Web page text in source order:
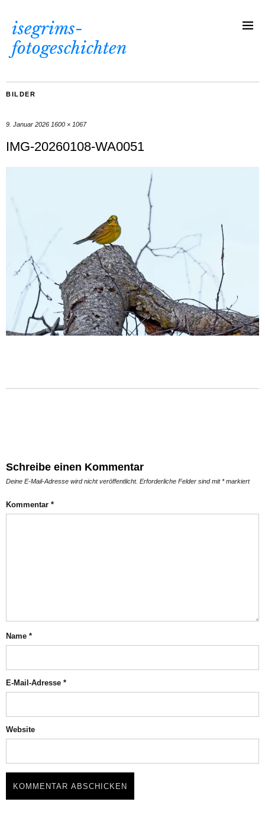
isegrims-
fotogeschichten
BILDER
9. Januar 2026 1600 × 1067
IMG-20260108-WA0051
Schreibe einen Kommentar
Deine E-Mail-Adresse wird nicht veröffentlicht. Erforderliche Felder sind mit*markiert
Kommentar *
Name *
E-Mail-Adresse *
Website